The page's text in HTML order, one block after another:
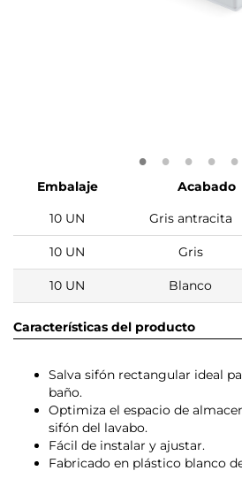
Embalaje Acabado
10 UN
Gris antracita
10 UN Gris
10 UN Blanco
Características del producto
Salva sifón rectangular ideal
baño.
Optimiza el espacio de
sifón del lavabo.
Fácil de instalar y ajustar.
Fabricado en plástico blanco